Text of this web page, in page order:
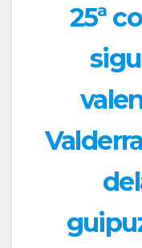
25ª